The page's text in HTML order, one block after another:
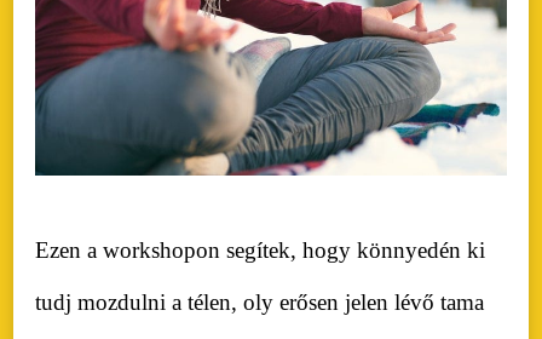
Ezen a workshopon segítek, hogy könnyedén ki
tudj mozdulni a télen, oly erősen jelen lévő tama